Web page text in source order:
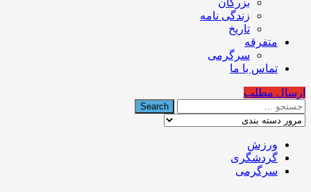
بزرگان
زندگی نامه
تاریخ
متفرقه
سرگرمی
تماس با ما
ارسال مطلب
ورزش
گردشگری
سرگرمی